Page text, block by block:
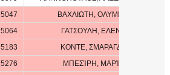
5047
ΒΑΧΛΙΩΤΗ, ΟΛΥΜΠΙΑ
5064
ΓΑΤΣΟΥΛΗ, ΕΛΕΝΗ
5183
ΚΟΝΤΕ, ΣΜΑΡΑΓΔΑ
5276
ΜΠΕΣΊΡΗ, ΜΑΡΊΑ